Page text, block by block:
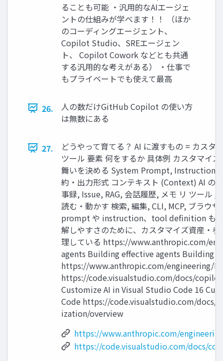
ることも可能 ・汎用的なAIエージェ
ントの仕組みが学べます！！ （ほか
のコーディングエージェント、
Copilot Studio、SREエージェン
ト、 Copilot Cowork などとも共通
する汎用的な考えがある） ・仕事で
もプライベートでも使えて最高
26.
人の数だけGitHub Copilot の使い方
は無数にある
27.
どうやって育てる？ AI に渡すもの = カスタ
ツール 要素 何をするか 具体例 カスタマイ
舞いを決める System Prompt,
約・出力形式 コンテキスト (Context) AI の
事録, Issue, RAG, 会話履歴, メモ リ ツール
読む・動かす 検索, 編集, CLI, MCP, ブラウ
prompt や instruction、tool definition も
解しやすさのために、カスタマイズ資産・
理している https://www.anthropic.com/
agents Building effective agents Building
https://www.anthropic.com/engineering/
https://code.visualstudio.com/docs/
Customize AI in Visual Studio Code 16
Code https://code.visualstudio.com/docs/
ization/overview
https://www.anthropic.com/
https://code.visualstudio.com/docs/